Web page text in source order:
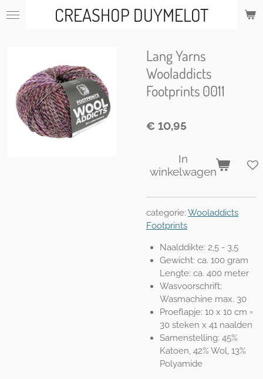
Ga
CREASHOP DUYMELOT
Lang Yarns
Wooladdicts
Footprints 0011
€ 10,95
In
winkelwagen
categorie: Wooladdicts
Footprints
Naalddikte: 2,5 - 3,5
Gewicht: ca. 100 gram
Lengte: ca. 400 meter
Wasvoorschrift:
Wasmachine max. 30
Proeflapje: 10 x 10 cm =
30 steken x 41 naalden
Samenstelling: 45%
Katoen, 42% Wol, 13%
Polyamide